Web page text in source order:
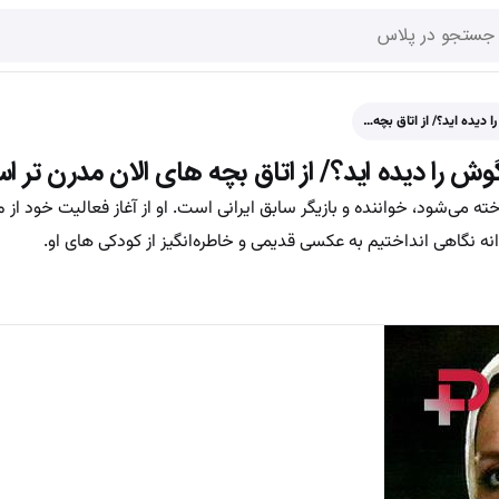
اید؟/ از اتاق بچه…
دیده اید؟/ از اتاق بچه های الان مدرن تر
می‌شود، خواننده و بازیگر سابق ایرانی است. او از آغاز فعالیت خود
نگاهی انداختیم به عکسی قدیمی و خاطره‌انگیز از کودکی های او.